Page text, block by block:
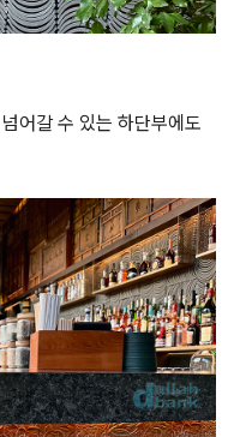
어갈 수 있는 하단부에도